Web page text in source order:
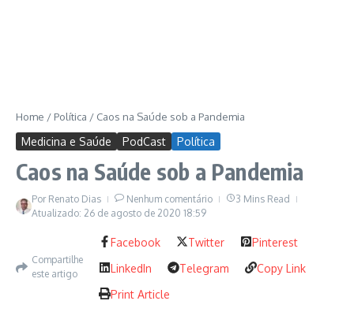
Home / Política / Caos na Saúde sob a Pandemia
Medicina e Saúde PodCast Política
Caos na Saúde sob a Pandemia
Por Renato Dias Nenhum comentário
3 Mins Read
Atualizado: 26 de agosto de 2020 18:59
Compartilhe
este artigo
Facebook Twitter
Pinterest
LinkedIn
Telegram
Copy Link
Print Article